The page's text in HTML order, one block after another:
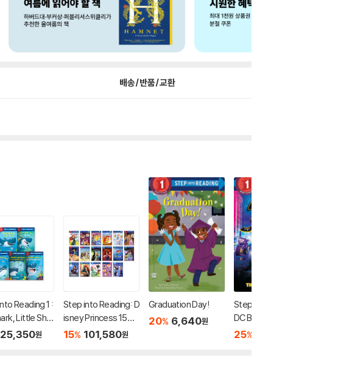
배송/반품/교환
Reading 1 :
Little Shar
트
25,350원
Step into Reading: D
isney Princess 15종
세트 (2023)
15% 101,580원
Graduation Day!
20% 6,640원
Step Into Reading 1 :
DC Batman: Batwhe
els : Bam and the Ba
25%